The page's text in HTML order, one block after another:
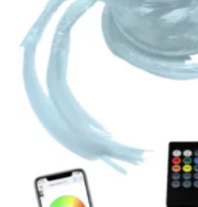
Zestaw Starry Sky 500 włókien
449,99 € 349,99
DODAJ DO KOSZYKA